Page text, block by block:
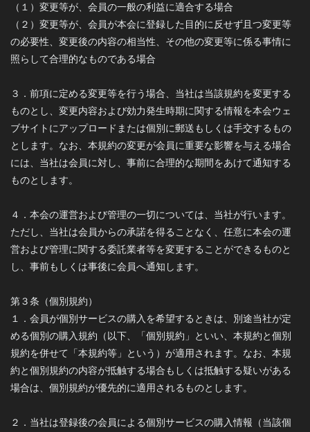
（１）変更等が、会員の一般の利益に適合する場合
（２）変更等が、会員が本会に登録した目的に反せず且つ変更等
の必要性、変更後の内容の相当性、その他の変更等に係る事情に
照らして合理的なものである場合
３．前項に定める変更等を行う場合、当社は当該規約を変更する
ものとし、変更内容および効力発生時期に関する情報を本会ウェ
ブサイトにアップロードまたは個別に郵送もしくは手交するもの
とします。なお、本規約の変更が会員に重要な影響を与える場合
には、当社は会員に対し、事前に合理的な期間をあけて通知する
ものとします。
４．本会の運営および管理の一切については、当社が行います。
ただし、当社は会員からの承諾を得ることなく、任意に本会の運
営および管理に関する委託業者等を変更することができるものと
し、事前もしくは事後に会員へ通知します。
第３条（個別規約）
１．会員が個別サービスの購入を希望するときは、別途当社が定
める個別の購入規約（以下、「個別規約」といい、本規約と個別
規約を併せて「本規約等」という）が適用されます。なお、本規
約と個別規約の内容が抵触する場合もしくは抵触する疑いがある
場合は、個別規約が優先的に適用されるものとします。
２．当社は登録後の会員による個別サービスの購入情報（当該個